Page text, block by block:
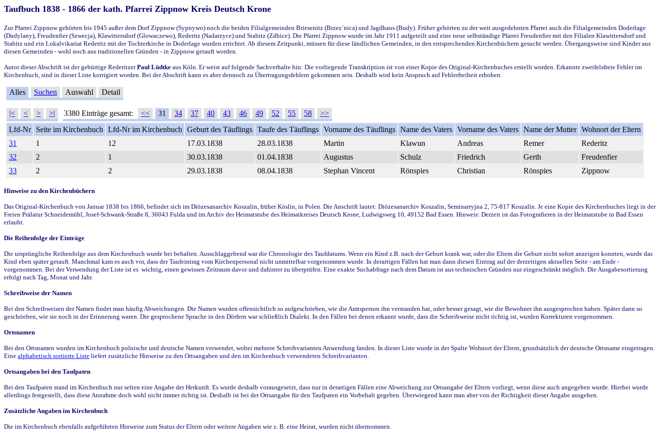
Taufbuch 1838 - 1866 der kath. Pfarrei Zippnow Kreis Deutsch Krone
Zur Pfarrei Zippnow gehörten bis 1945 außer dem Dorf Zippnow (Sypnywo) noch die beiden Filialgemeinden Briesenitz (Brzez`nica) und Jagdhaus (Budy). Früher gehörten zu der weit ausgedehnten Pfarrei auch die Filialgemeinden Doderlage
(Dudylany), Freudenfier (Szwecja), Klawittersdorf (Glowaczewo), Rederitz (Nadarzyce) und Stabitz (Zdbice). Die Pfarrei Zippnow wurde im Jahr 1911 aufgeteilt und eine neue selbständige Pfarrei Freudenfier mit den Filialen Klawittersdorf und
Stabitz und ein Lokalvikariat Rederitz mit der Tochterkirche in Doderlage wurden errichtet. Ab diesem Zeitpunkt, müssen für diese ländlichen Gemeinden, in den entsprechenden Kirchenbüchern gesucht werden. Übergangsweise sind Kinder aus
diesen Gemeinden - wohl noch aus traditionellen Gründen - in Zippnow getauft worden.
Autor dieser Abschrift ist der gebürtige RederitzerPaul Lüdtke aus Köln. Er weist auf folgende Sachverhalte hin: Die vorliegende Transkription ist von einer Kopie des Original-Kirchenbuches erstellt worden. Erkannte zweifelsfreie Fehler im
Kirchenbuch, sind in dieser Liste korrigiert worden. Bei der Abschrift kann es aber dennoch zu Übertragungsfehlern gekommen sein. Deshalb wird kein Anspruch auf Fehlerfreiheit erhoben.
Alles Suchen Auswahl Detail
|< < > >| 3380 Einträge gesamt: << 31 34 37 40 43 46 49 52 55 58
>>
Lfd-Nr
Seite im Kirchenbuch Lfd-Nr im Kirchenbuch Geburt des Täuflings Taufe des Täuflings Vorname des Täuflings Name des Vaters Vorname des Vaters Name der Mutter Wohnort der Eltern
31
1 12 17.03.1838 28.03.1838 Martin Klawun Andreas Remer
Rederitz
32
2 1 30.03.1838 01.04.1838 Augustus Schulz Friedrich Gerth
Freudenfier
33
2 2 29.03.1838 08.04.1838 Stephan Vincent Rönspies Christian Rönspies Zippnow
Hinweise zu den Kirchenbüchern
Das Original-Kirchenbuch von Januar 1838 bis 1866, befindet sich im Diözesanarchiv Koszalin, früher Köslin, in Polen. Die Anschrift lautet: Diözesanarchiv Koszalin, Seminarryjna 2, 75-817 Koszalin. Je eine Kopie des Kirchenbuches liegt in der
Freien Prälatur Schneidemühl, Josef-Schwank-Straße 8, 36043 Fulda und im Archiv der Heimatstube des Heimatkreises Deutsch Krone, Ludwigsweg 10, 49152 Bad Essen. Hinweis: Derzeit ist das Fotografieren in der Heimatstube in Bad Essen
erlaubt.
Die Reihenfolge der Einträge
Die ursprüngliche Reihenfolge aus dem Kirchenbuch wurde bei behalten. Ausschlaggebend war die Chronologie des Taufdatums. Wenn ein Kind z.B. nach der Geburt krank war, oder die Eltern die Geburt nicht sofort anzeigen konnten, wurde das
Kind eben später getauft. Manchmal kam es auch vor, dass der Taufeintrag vom Kirchenpersonal nicht unmittelbar vorgenommen wurde. In derartigen Fällen hat man dann diesen Eintrag auf der derzeitigen aktuellen Seite - am Ende -
vorgenommen. Bei der Verwendung der Liste ist es wichtig, einen gewissen Zeitraum davor und dahinter zu überprüfen. Eine exakte Suchabfrage nach dem Datum ist aus technischen Gründen nur eingeschränkt möglich. Die Ausgabesortierung
erfolgt nach Tag, Monat und Jahr.
Schreibweise der Namen
Bei den Schreibweisen der Namen findet man häufig Abweichungen. Die Namen wurden offensichtlich so aufgeschrieben, wie die Amtsperson ihn verstanden hat, oder besser gesagt, wie die Bewohner ihn ausgesprochen haben. Später dann so
geschrieben, wie sie noch in der Erinnerung waren. Die gesprochene Sprache in den Dörfern war schließlich Dialekt. In den Fällen bei denen erkannt wurde, dass die Schreibweise nicht richtig ist, wurden Korrekturen vorgenommen.
Ortsnamen
Bei den Ortsnamen wurden im Kirchenbuch polnische und deutsche Namen verwendet, wobei mehrere Schreibvarianten Anwendung fanden. In dieser Liste wurde in der Spalte Wohnort der Eltern, grundsätzlich der deutsche Ortsname eingetragen.
Eine alphabetisch sortierte Liste liefert zusätzliche Hinweise zu den Ortsangaben und den im Kirchenbuch verwendeten Schreibvarianten.
Ortsangaben bei den Taufpaten
Bei den Taufpaten stand im Kirchenbuch nur selten eine Angabe der Herkunft. Es wurde deshalb vorausgesetzt, dass nur in derartigen Fällen eine Abweichung zur Ortsangabe der Eltern vorliegt, wenn diese auch angegeben wurde. Hierbei wurde
allerdings festgestellt, dass diese Annahme doch wohl nicht immer richtig ist. Deshalb ist bei der Ortsangabe für den Taufpaten ein Vorbehalt gegeben. Überwiegend kann man aber von der Richtigkeit dieser Angabe ausgehen.
Zusätzliche Angaben im Kirchenbuch
Die im Kirchenbuch ebenfalls aufgeführten Hinweise zum Status der Eltern oder weitere Angaben wie z. B. eine Heirat, wurden nicht übernommen.